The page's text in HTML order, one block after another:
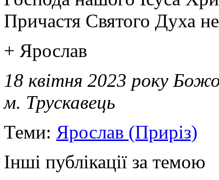
Причастя Святого Духа
+ Ярослав
18 квітня 2023 року
м. Трускавець
Теми: Ярослав (Приріз)
Інші публікації за темою